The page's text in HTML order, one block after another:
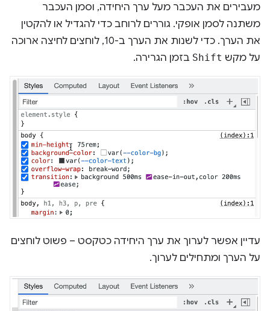
מעבירים את העכבר מעל ערך היחידה, וסמן העכבר
משתנה לסמן אופקי. גוררים לרוחב כדי להגדיל או להקטין
את הערך. כדי לשנות את הערך ב-10, לוחצים לחיצה ארוכה
על מקש Shift בזמן הגרירה.
עדיין אפשר לערוך את ערך היחידה כטקסט – פשוט לוחצים
על הערך ומתחילים לערוך.